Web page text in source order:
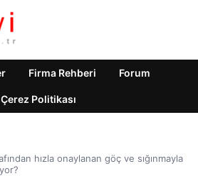
Firma Rehberi Forum
Çerez Politikası
hızla onaylanan göç ve sığınmayla